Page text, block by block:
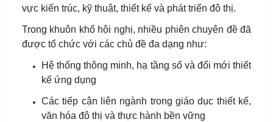
vực kiến trúc, kỹ thuật, thiết kế và phát triển đô thị.
Trong khuôn khổ hội nghị, nhiều phiên chuyên đề đã
được tổ chức với các chủ đề đa dạng như:
Hệ thống thông minh, hạ tầng số và đổi mới thiết
kế ứng dụng
Các tiếp cận liên ngành trong giáo dục thiết kế,
văn hóa đô thị và thực hành bền vững